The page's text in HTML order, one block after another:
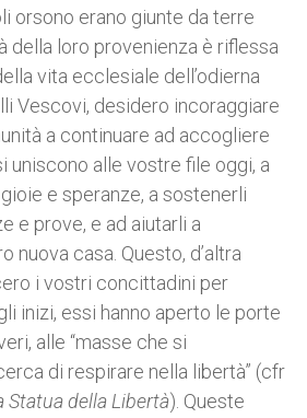
orsono erano giunte da terre
della loro provenienza è riflessa
vita ecclesiale dell’odierna
Vescovi, desidero incoraggiare
a continuare ad accogliere
uniscono alle vostre file oggi, a
e speranze, a sostenerli
e prove, e ad aiutarli a
nuova casa. Questo, d’altra
i vostri concittadini per
inizi, essi hanno aperto le porte
alle “masse che si
di respirare nella libertà” (cfr
della Libertà). Queste